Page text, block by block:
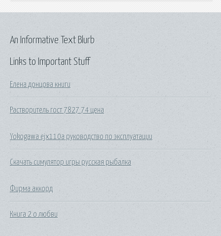
Links to Important Stuff
Елена донцова книги
Растворитель гост 7827 74 цена
Yokogawa ejx110a руководство по эксплуатации
Скачать симулятор игры русская рыбалка
Фирма аккорд
Книга 2 о любви
An Informative Text Blurb